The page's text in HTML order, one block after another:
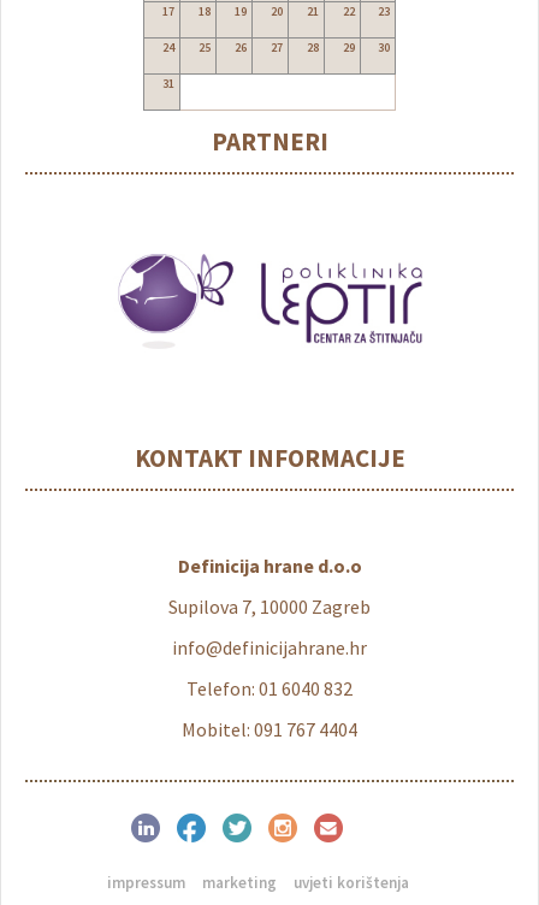
17 18 19 20 21 22 23
24 25 26 27 28 29 30
31
PARTNERI
KONTAKT INFORMACIJE
Definicija hrane d.o.o
Supilova 7, 10000 Zagreb
info@definicijahrane.hr
Telefon: 01 6040 832
Mobitel: 091 767 4404
impressum marketing uvjeti korištenja